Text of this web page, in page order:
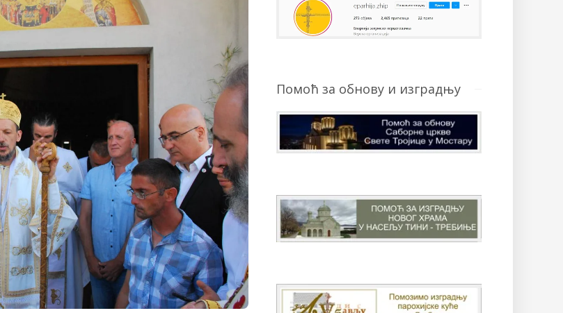
Помоћ за обнову и изградњу